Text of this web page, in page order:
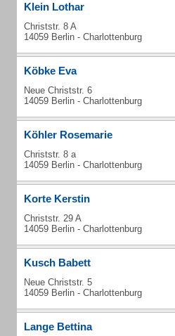
Klein Lothar
Christstr. 8 A
14059 Berlin - Charlottenburg
Köbke Eva
Neue Christstr. 6
14059 Berlin - Charlottenburg
Köhler Rosemarie
Christstr. 8 a
14059 Berlin - Charlottenburg
Korte Kerstin
Christstr. 29 A
14059 Berlin - Charlottenburg
Kusch Babett
Neue Christstr. 5
14059 Berlin - Charlottenburg
Lange Bettina